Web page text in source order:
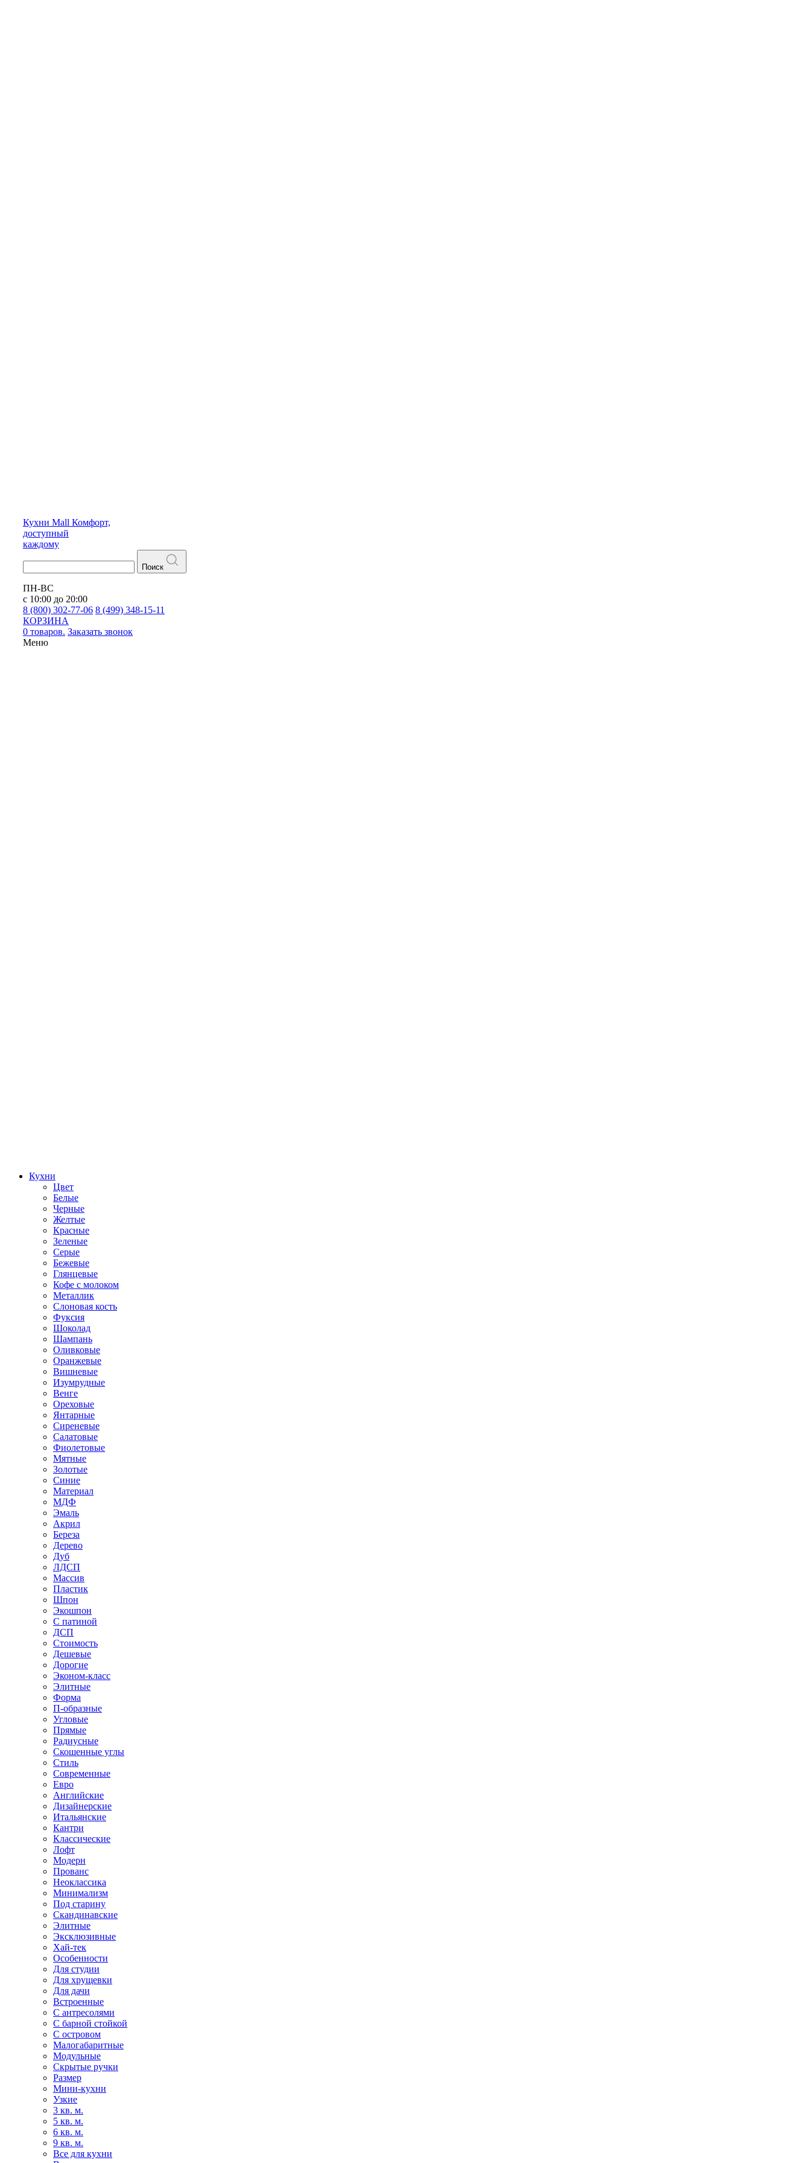
Кухни Mall Комфорт,
доступный
каждому
Поиск
ПН-ВС
с 10:00 до 20:00
8 (800) 302-77-06 8 (499) 348-15-11
КОРЗИНА
0 товаров. Заказать звонок
Меню
Кухни
Цвет
Белые
Черные
Желтые
Красные
Зеленые
Серые
Бежевые
Глянцевые
Кофе с молоком
Металлик
Слоновая кость
Фуксия
Шоколад
Шампань
Оливковые
Оранжевые
Вишневые
Изумрудные
Венге
Ореховые
Янтарные
Сиреневые
Салатовые
Фиолетовые
Мятные
Золотые
Синие
Материал
МДФ
Эмаль
Акрил
Береза
Дерево
Дуб
ЛДСП
Массив
Пластик
Шпон
Экошпон
С патиной
ДСП
Стоимость
Дешевые
Дорогие
Эконом-класс
Элитные
Форма
П-образные
Угловые
Прямые
Радиусные
Скошенные углы
Стиль
Современные
Евро
Английские
Дизайнерские
Итальянские
Кантри
Классические
Лофт
Модерн
Прованс
Неоклассика
Минимализм
Под старину
Скандинавские
Элитные
Эксклюзивные
Хай-тек
Особенности
Для студии
Для хрущевки
Для дачи
Встроенные
С антресолями
С барной стойкой
С островом
Малогабаритные
Модульные
Скрытые ручки
Размер
Мини-кухни
Узкие
3 кв. м.
5 кв. м.
6 кв. м.
9 кв. м.
Все для кухни